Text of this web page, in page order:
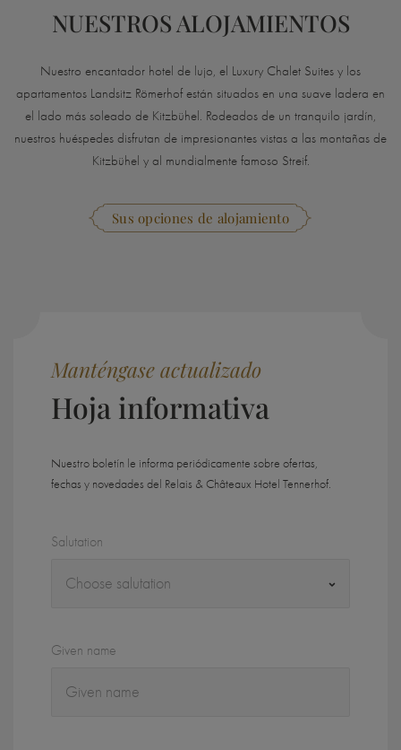
NUESTROS ALOJAMIENTOS
Nuestro encantador hotel de lujo, el Luxury Chalet Suites y los
apartamentos Landsitz Römerhof están situados en una suave ladera en
el lado más soleado de Kitzbühel. Rodeados de un tranquilo jardín,
nuestros huéspedes disfrutan de impresionantes vistas a las montañas de
Kitzbühel y al mundialmente famoso Streif.
Sus opciones de alojamiento
Manténgase actualizado
Hoja informativa
Nuestro boletín le informa periódicamente sobre ofertas,
fechas y novedades del Relais & Châteaux Hotel Tennerhof.
Salutation
Given name